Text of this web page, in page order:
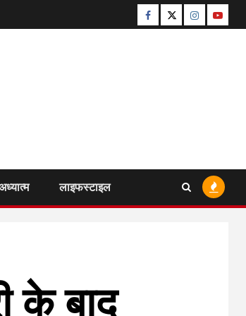
Facebook
TwitterInstagram
लाइफस्टाइल
के बाद